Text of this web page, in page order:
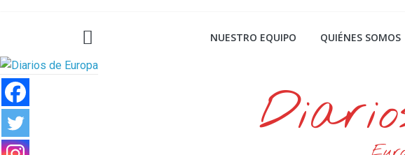
NUESTRO EQUIPO QUIÉNES SOMOS